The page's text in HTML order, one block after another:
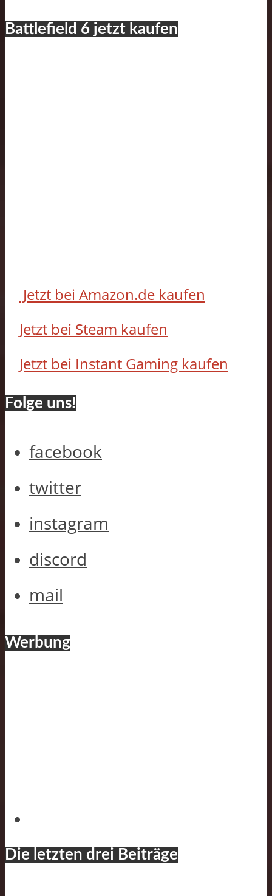
Battlefield 6 jetzt kaufen
Jetzt bei Amazon.de kaufen
Jetzt bei Steam kaufen
Jetzt bei Instant Gaming kaufen
Folge uns!
facebook
twitter
instagram
discord
mail
Werbung
Die letzten drei Beiträge